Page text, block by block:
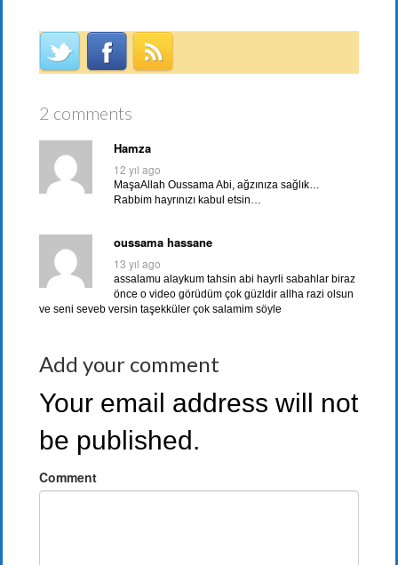
2 comments
Hamza
12 yıl ago
MaşaAllah Oussama Abi, ağzınıza sağlık…
Rabbim hayrınızı kabul etsin…
oussama hassane
13 yıl ago
assalamu alaykum tahsin abi hayrli sabahlar biraz
önce o video görüdüm çok güzldir allha razi olsun
ve seni seveb versin taşekküler çok salamim söyle
Add your comment
Your email address will not
be published.
Comment